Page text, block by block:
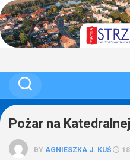
Skip
to
content
Pożar na Katedralnej
BY AGNIESZKA J. KUŚ